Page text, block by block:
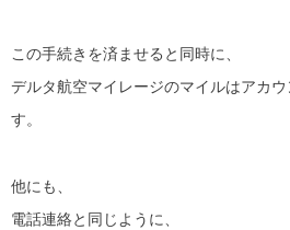
この手続きを済ませると同時に、
デルタ航空マイレージのマイルはアカ
す。
他にも、
電話連絡と同じように、